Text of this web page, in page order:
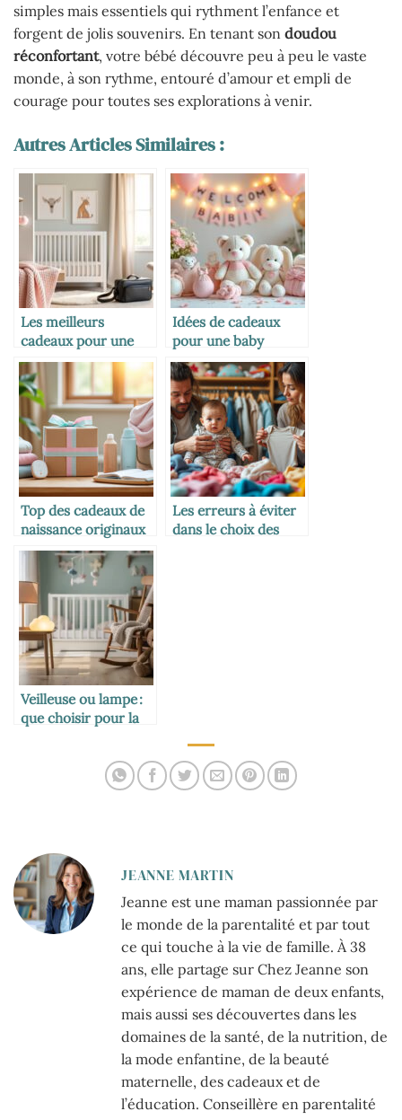
simples mais essentiels qui rythment l’enfance et
forgent de jolis souvenirs. En tenant son doudou
réconfortant, votre bébé découvre peu à peu le vaste
monde, à son rythme, entouré d’amour et empli de
courage pour toutes ses explorations à venir.
Autres Articles Similaires :
Les meilleurs
cadeaux pour une
naissance
Idées de cadeaux
pour une baby
shower réussie
Top des cadeaux de
naissance originaux
et utiles
Les erreurs à éviter
dans le choix des
Veilleuse ou lampe :
que choisir pour la
JEANNE MARTIN
Jeanne est une maman passionnée par
le monde de la parentalité et par tout
ce qui touche à la vie de famille. À 38
ans, elle partage sur Chez Jeanne son
expérience de maman de deux enfants,
mais aussi ses découvertes dans les
domaines de la santé, de la nutrition, de
la mode enfantine, de la beauté
maternelle, des cadeaux et de
l’éducation. Conseillère en parentalité